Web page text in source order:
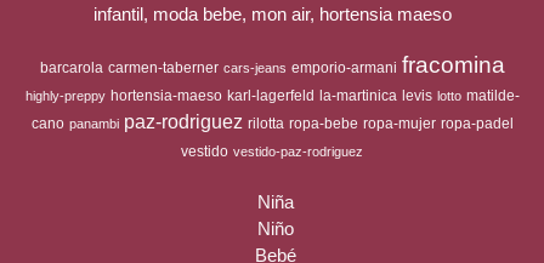
infantil, moda bebe, mon air, hortensia maeso
barcarola carmen-taberner cars-jeans emporio-armani fracomina
highly-preppy hortensia-maeso karl-lagerfeld la-martinica levis lotto matilde-
cano panambi paz-rodriguez rilotta ropa-bebe ropa-mujer ropa-padel
vestido vestido-paz-rodriguez
Niña
Niño
Bebé